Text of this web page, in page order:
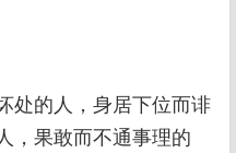
处的人，身居下位而诽
，果敢而不通事理的